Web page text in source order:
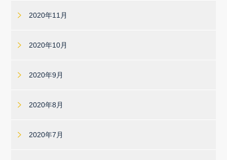
2020年11月
2020年10月
2020年9月
2020年8月
2020年7月